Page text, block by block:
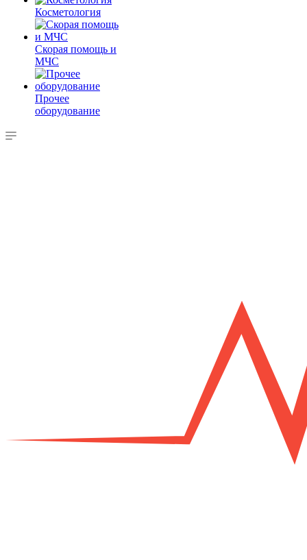
Косметология
Скорая помощь и
МЧС
Прочее
оборудование